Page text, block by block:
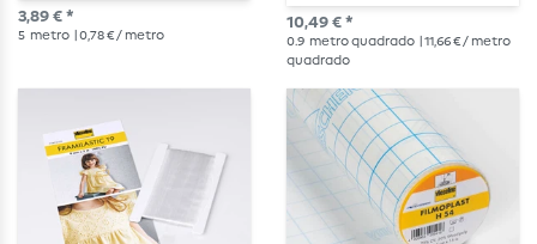
3,89 € *
5 metro | 0,78 € / metro
ferro Vlieseline G785 -
branco
10,49 € *
0.9 metro quadrado
| 11,66 € / metro
quadrado